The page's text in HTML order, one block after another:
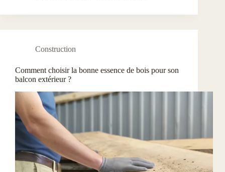
Construction
Comment choisir la bonne essence de bois pour son
balcon extérieur ?